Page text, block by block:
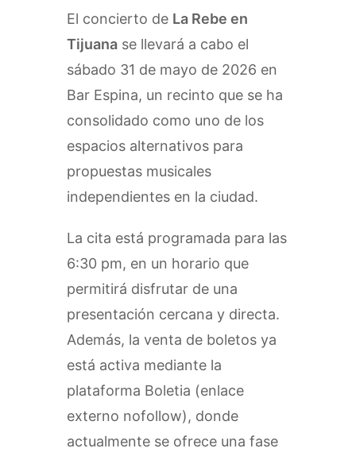
El concierto de La Rebe en
Tijuana se llevará a cabo el
sábado 31 de mayo de 2026 en
Bar Espina, un recinto que se ha
consolidado como uno de los
espacios alternativos para
propuestas musicales
independientes en la ciudad.
La cita está programada para las
6:30 pm, en un horario que
permitirá disfrutar de una
presentación cercana y directa.
Además, la venta de boletos ya
está activa mediante la
plataforma Boletia (enlace
externo nofollow), donde
actualmente se ofrece una fase